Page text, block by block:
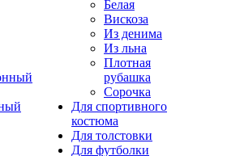
Белая
Вискоза
Из денима
Из льна
Плотная
рубашка
Сорочка
Для спортивного
костюма
Для толстовки
Для футболки